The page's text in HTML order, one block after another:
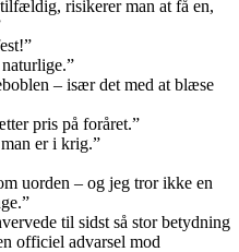
risikerer man at få en,
– især det med at blæse
pris på foråret.”
er i krig.”
uorden – og jeg tror ikke en
til sidst så stor betydning
officiel advarsel mod